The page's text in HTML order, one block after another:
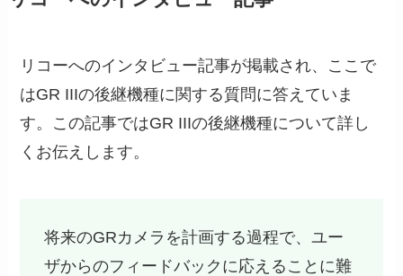
リコーへのインタビュー記事が掲載され、ここで
はGR IIIの後継機種に関する質問に答えていま
す。この記事ではGR IIIの後継機種について詳し
くお伝えします。
将来のGRカメラを計画する過程で、ユー
ザからのフィードバックに応えることに難